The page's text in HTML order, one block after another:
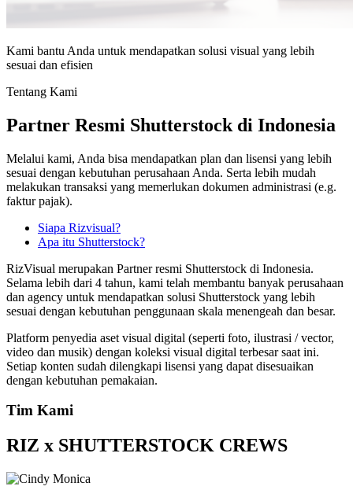
Kami bantu Anda untuk mendapatkan solusi visual yang lebih
sesuai dan efisien
Tentang Kami
Partner Resmi Shutterstock di Indonesia
Melalui kami, Anda bisa mendapatkan plan dan lisensi yang lebih
sesuai dengan kebutuhan perusahaan Anda. Serta lebih mudah
melakukan transaksi yang memerlukan dokumen administrasi (e.g.
faktur pajak).
Siapa Rizvisual?
Apa itu Shutterstock?
RizVisual merupakan Partner resmi Shutterstock di Indonesia.
Selama lebih dari 4 tahun, kami telah membantu banyak perusahaan
dan agency untuk mendapatkan solusi Shutterstock yang lebih
sesuai dengan kebutuhan penggunaan skala menengeah dan besar.
Platform penyedia aset visual digital (seperti foto, ilustrasi / vector,
video dan musik) dengan koleksi visual digital terbesar saat ini.
Setiap konten sudah dilengkapi lisensi yang dapat disesuaikan
dengan kebutuhan pemakaian.
Tim Kami
RIZ x SHUTTERSTOCK CREWS